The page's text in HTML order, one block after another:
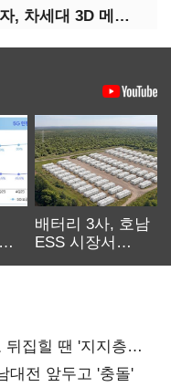
“HBM5 성능의 8배”…삼성전자, 차세대 3D 메모리 ‘zHBM’ 공개
배터리 3사, 호남
ESS 시장서
집힐 땐 '지지층
대전 앞두고 '충돌'